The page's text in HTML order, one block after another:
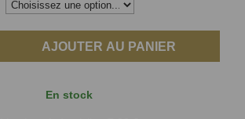
AJOUTER AU PANIER
En stock